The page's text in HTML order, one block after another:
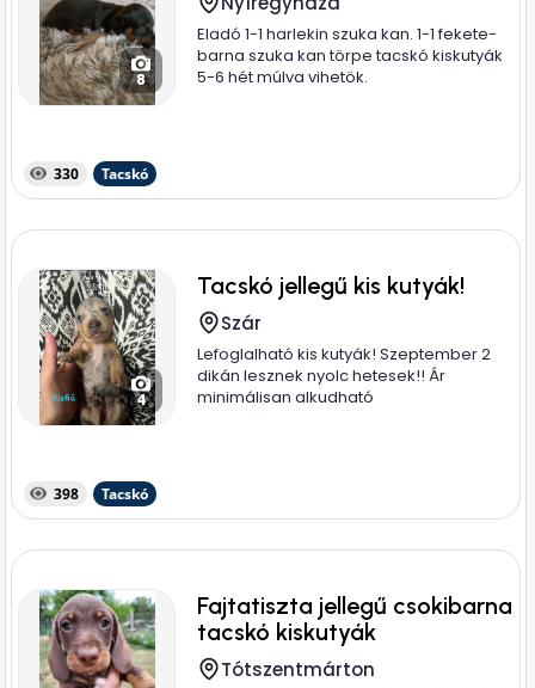
8
Eladó 1-1 harlekin szuka kan. 1-1 fekete-
barna szuka kan törpe tacskó kiskutyák
5-6 hét múlva vihetök.
330 Tacskó
4
Tacskó jellegű kis kutyák!
Szár
Lefoglalható kis kutyák! Szeptember 2
dikán lesznek nyolc hetesek!! Ár
minimálisan alkudható
398 Tacskó
Fajtatiszta jellegű csokibarna
tacskó kiskutyák
Tótszentmárton